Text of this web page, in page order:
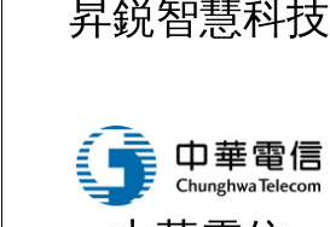
昇鋭智慧科技